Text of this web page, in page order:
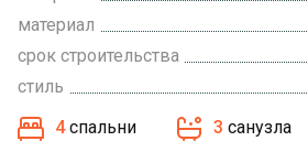
материал
срок строительства
стиль
4 спальни 3 санузла